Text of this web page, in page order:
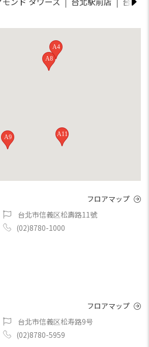
フロアマップ
台北市信義区松壽路11號
(02)8780-1000
フロアマップ
台北市信義区松寿路9号
(02)8780-5959
A11
A9
A8
A4